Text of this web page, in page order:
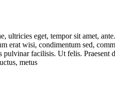
ultricies eget, tempor sit amet,
erat wisi, condimentum sed,
facilisis. Ut felis. Praesent
metus